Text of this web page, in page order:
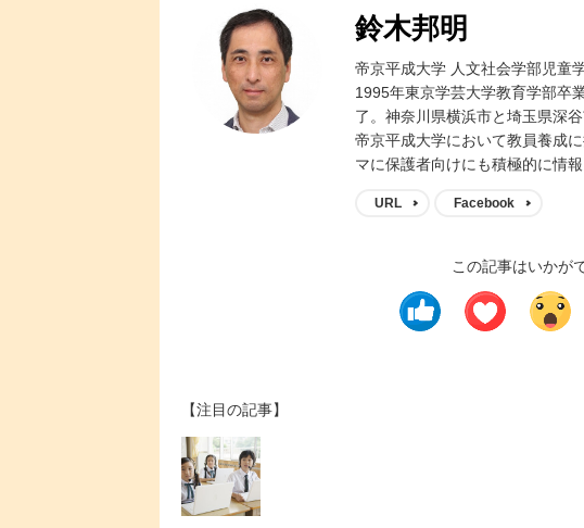
鈴木邦明
帝京平成大学 人文社会学部児童
1995年東京学芸大学教育学部卒
了。神奈川県横浜市と埼玉県深
帝京平成大学において教員養成
マに保護者向けにも積極的に情報
URL Facebook
この記事はいかが
【注目の記事】